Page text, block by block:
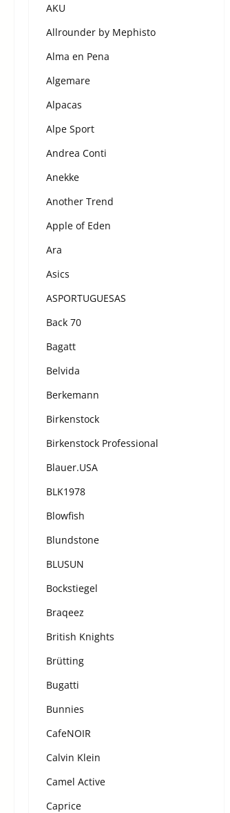
AKU
Allrounder by Mephisto
Alma en Pena
Algemare
Alpacas
Alpe Sport
Andrea Conti
Anekke
Another Trend
Apple of Eden
Ara
Asics
ASPORTUGUESAS
Back 70
Bagatt
Belvida
Berkemann
Birkenstock
Birkenstock Professional
Blauer.USA
BLK1978
Blowfish
Blundstone
BLUSUN
Bockstiegel
Braqeez
British Knights
Brütting
Bugatti
Bunnies
CafeNOIR
Calvin Klein
Camel Active
Caprice